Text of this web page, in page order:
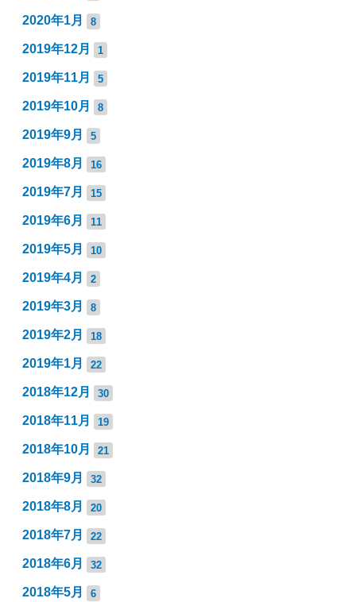
2020年1月 8
2019年12月 1
2019年11月 5
2019年10月 8
2019年9月 5
2019年8月 16
2019年7月 15
2019年6月 11
2019年5月 10
2019年4月 2
2019年3月 8
2019年2月 18
2019年1月 22
2018年12月 30
2018年11月 19
2018年10月 21
2018年9月 32
2018年8月 20
2018年7月 22
2018年6月 32
2018年5月 6